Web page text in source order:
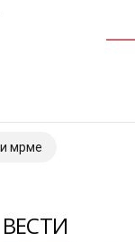
мрме
ВЕСТИ